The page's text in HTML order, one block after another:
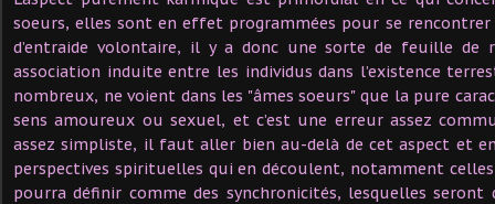
soeurs, elles sont en effet programmées pour se rencontrer
d’entraide volontaire, il y a donc une sorte de feuille
association induite entre les individus dans l’existence
nombreux, ne voient dans les "âmes soeurs" que la pure
sens amoureux ou sexuel, et c’est une erreur assez
assez simpliste, il faut aller bien au-delà de cet aspect et
perspectives spirituelles qui en découlent, notamment celles
pourra définir comme des synchronicités, lesquelles seront